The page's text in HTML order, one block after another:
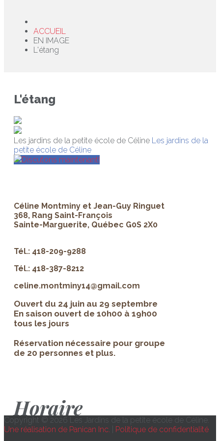
ACCUEIL
EN IMAGE
L'étang
L'étang
Les jardins de la petite école de Céline Les jardins de la
petite école de Céline
Discutons maintenant!
Céline Montminy et Jean-Guy Ringuet
368, Rang Saint-François
Sainte-Marguerite, Québec G0S 2X0
Tél.: 418-209-9288
Tél.: 418-387-8212
celine.montminy14@gmail.com
Ouvert du 24 juin au 29 septembre
En saison ouvert de 10h00 à 19h00
tous les jours
Réservation nécessaire pour groupe
de 20 personnes et plus.
Horaire
Copyright © 2026 Les Jardins de la petite école de Céline.
Une réalisation de Panican Inc.
Politique de confidentialité